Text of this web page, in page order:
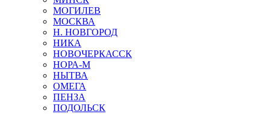
МОГИЛЕВ
МОСКВА
Н. НОВГОРОД
НИКА
НОВОЧЕРКАССК
НОРА-М
НЫТВА
ОМЕГА
ПЕНЗА
ПОДОЛЬСК